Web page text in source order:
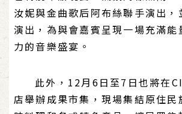
汝妮與金曲歌后阿布絲聯手演出，
演出，為與會嘉賓呈現一場充滿能
力的音樂盛宴。
此外，12月6日至7日也將在
店舉辦成果市集，現場集結原住民